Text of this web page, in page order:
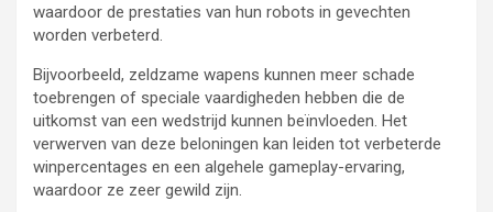
waardoor de prestaties van hun robots in gevechten
worden verbeterd.
Bijvoorbeeld, zeldzame wapens kunnen meer schade
toebrengen of speciale vaardigheden hebben die de
uitkomst van een wedstrijd kunnen beïnvloeden. Het
verwerven van deze beloningen kan leiden tot verbeterde
winpercentages en een algehele gameplay-ervaring,
waardoor ze zeer gewild zijn.